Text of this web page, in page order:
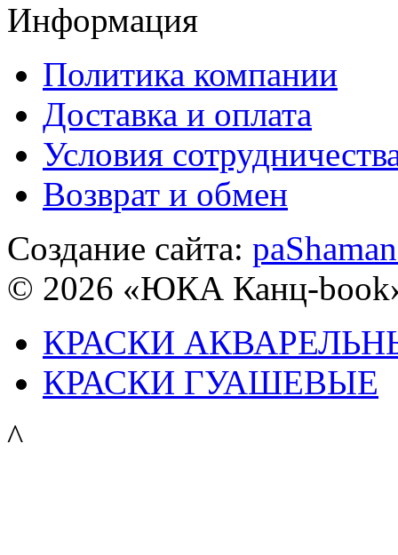
Информация
Политика компании
Доставка и оплата
Условия
Возврат и обмен
Создание сайта:
© 2026 «ЮКА Канц-
КРАСКИ
КРАСКИ ГУАШЕВЫЕ
^